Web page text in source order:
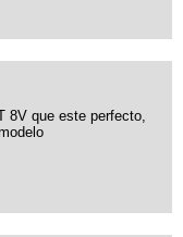
8V que este perfecto,